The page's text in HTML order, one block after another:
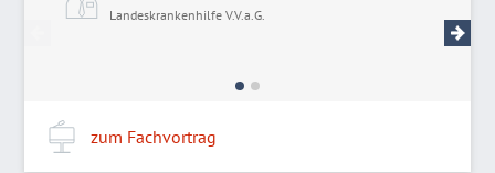
Landeskrankenhilfe V.V.a.G.
zum Fachvortrag